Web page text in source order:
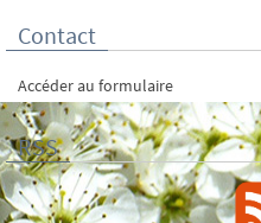
Contact
Accéder au formulaire
RSS